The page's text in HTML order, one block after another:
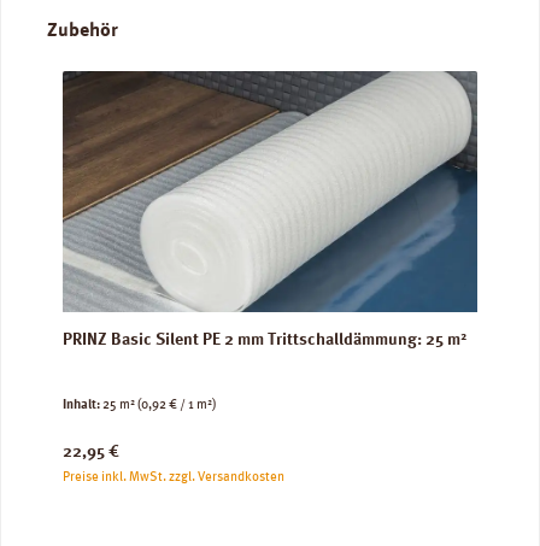
Produktgalerie überspringen
Zubehör
PRINZ Basic Silent PE 2 mm Trittschalldämmung: 25 m²
Inhalt:25 m²(0,92 € / 1 m²)
Regulärer Preis:
22,95 €
Preise inkl. MwSt. zzgl. Versandkosten